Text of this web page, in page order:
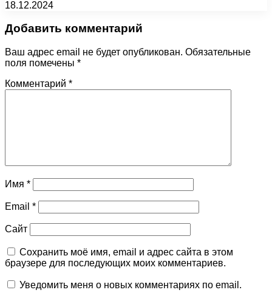
18.12.2024
Добавить комментарий
Ваш адрес email не будет опубликован. Обязательные
поля помечены *
Комментарий *
Имя *
Email *
Сайт
Сохранить моё имя, email и адрес сайта в этом
браузере для последующих моих комментариев.
Уведомить меня о новых комментариях по email.